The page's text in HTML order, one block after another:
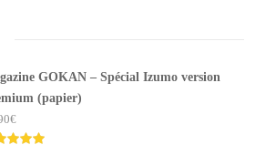
GOKAN – Spécial Izumo version
(papier)
€